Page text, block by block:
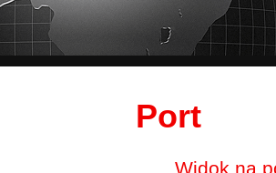
Port
Widok na